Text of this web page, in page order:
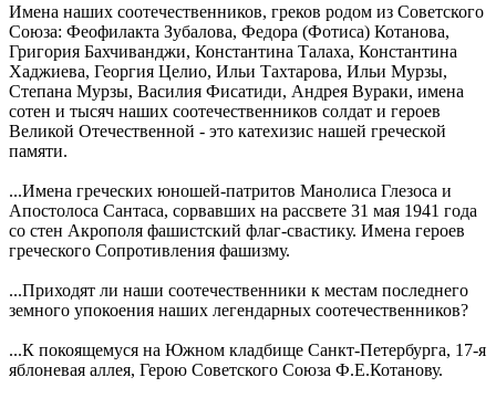
Имена наших соотечественников, греков родом из Советского
Союза: Феофилакта Зубалова, Федора (Фотиса) Котанова,
Григория Бахчиванджи, Константина Талаха, Константина
Хаджиева, Георгия Целио, Ильи Тахтарова, Ильи Мурзы,
Степана Мурзы, Василия Фисатиди, Андрея Вураки, имена
сотен и тысяч наших соотечественников солдат и героев
Великой Отечественной - это катехизис нашей греческой
памяти.
...Имена греческих юношей-патритов Манолиса Глезоса и
Апостолоса Сантаса, сорвавших на рассвете 31 мая 1941 года
со стен Акрополя фашистский флаг-свастику. Имена героев
греческого Сопротивления фашизму.
...Приходят ли наши соотечественники к местам последнего
земного упокоения наших легендарных соотечественников?
...К покоящемуся на Южном кладбище Санкт-Петербурга, 17-я
яблоневая аллея, Герою Советского Союза Ф.Е.Котанову.